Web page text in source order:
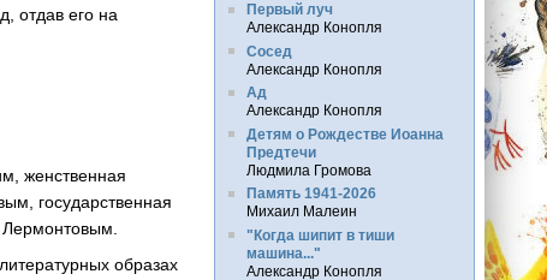
отдав его на
женственная
государственная
Лермонтовым.
образах
Первый луч
Александр Конопля
Сосед
Александр Конопля
Ад
Александр Конопля
Детям о Рождестве Иоанна
Предтечи
Людмила Громова
Память 1941-2026
Михаил Малеин
"Когда шипит в тиши
машина..."
Александр Конопля